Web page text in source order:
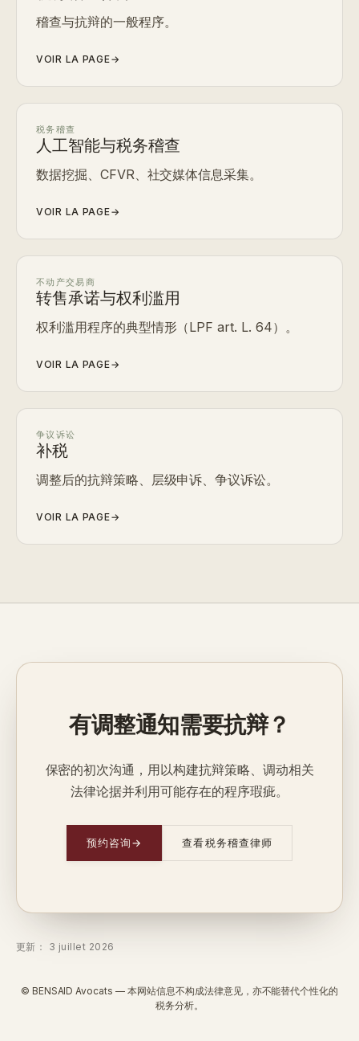
稽查与抗辩的一般程序。
VOIR LA PAGE→
税务稽查
人工智能与税务稽查
数据挖掘、CFVR、社交媒体信息采集。
VOIR LA PAGE→
不动产交易商
转售承诺与权利滥用
权利滥用程序的典型情形（LPF art. L. 64）。
VOIR LA PAGE→
争议诉讼
补税
调整后的抗辩策略、层级申诉、争议诉讼。
VOIR LA PAGE→
有调整通知需要抗辩？
保密的初次沟通，用以构建抗辩策略、调动相关
法律论据并利用可能存在的程序瑕疵。
预约咨询→ 查看税务稽查律师
更新： 3 juillet 2026
© BENSAID Avocats — 本网站信息不构成法律意见，亦不能替代个性化的
税务分析。